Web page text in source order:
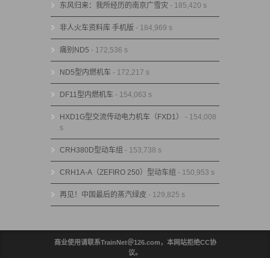
东风归来：我所经历的南京广雪灾 - 185,420 s
非人火车资料库 手机版 - 184,969 s
痛别ND5 - 172,536 s
ND5型内燃机车 - 172,217 s
DF11型内燃机车 - 154,063 s
HXD1G型交流传动电力机车（FXD1）
- 154,008
s
CRH380D型动车组 - 153,738 s
CRH1A-A（ZEFIRO 250）型动车组 - 150,953 s
再见！中国最后的蒸汽绿皮 - 129,825 s
商业使用请联系TrainNet＠126.com，本网站拒绝CC协
议。